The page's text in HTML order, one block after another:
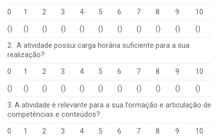
0
1 2 3 4 5 6 7 8 9
10
()
() () () () () () () () ()
()
2. A atividade possui carga horária suficiente para a sua
realização?
0
1 2 3 4 5 6 7 8 9
10
()
() () () () () () () () ()
()
3. A atividade é relevante para a sua formação e articulação de
competências e conteúdos?
0
1 2 3 4 5 6 7 8 9
10